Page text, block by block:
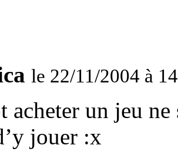
le 22/11/2004 à
acheter un jeu
jouer :x